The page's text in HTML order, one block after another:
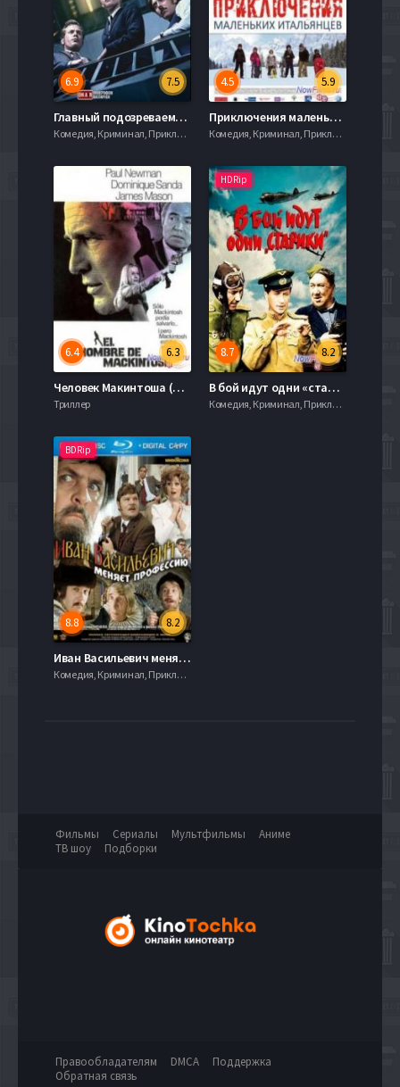
7.5
6.9
Главный подозреваемый 1973 (2017)
Комедия, Криминал, Приключения, 720hd, mobilen
5.9
4.5
Приключения маленьких итальянцев (2014)
Комедия, Криминал, Приключения, 720hd, mobilen
6.3
6.4
Человек Макинтоша (1973)
Триллер
HDRip
8.2
8.7
В бой идут одни «старики» (1973)
Комедия, Криминал, Приключения, 720hd, mobilen
BDRip
8.2
8.8
Иван Васильевич меняет профессию (1973)
Комедия, Криминал, Приключения, 720hd, mobilen
Фильмы Сериалы Мультфильмы
Аниме
ТВ шоу
Подборки
Правообладателям DMCA
Поддержка
Обратная связь